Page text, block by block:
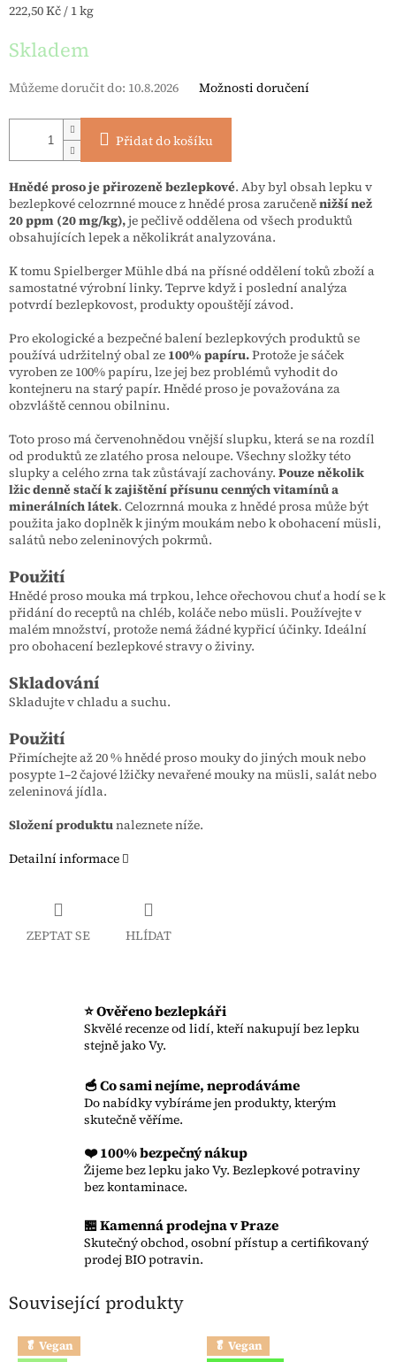
Měrná cena:
222,50 Kč / 1 kg
Skladem
Můžeme doručit do: 10.8.2026 Možnosti doručení
Přidat do košíku
Hnědé proso je přirozeně bezlepkové. Aby byl obsah lepku v
bezlepkové celozrnné mouce z hnědé prosa zaručeněnižší než
20 ppm (20 mg/kg),je pečlivě oddělena od všech produktů
obsahujících lepek a několikrát analyzována.
K tomu Spielberger Mühle dbá na přísné oddělení toků zboží a
samostatné výrobní linky. Teprve když i poslední analýza
potvrdí bezlepkovost, produkty opouštějí závod.
Pro ekologické a bezpečné balení bezlepkových produktů se
používá udržitelný obal ze 100% papíru.Protože je sáček
vyroben ze 100% papíru, lze jej bez problémů vyhodit do
kontejneru na starý papír. Hnědé proso je považována za
obzvláště cennou obilninu.
Toto proso má červenohnědou vnější slupku, která se na rozdíl
od produktů ze zlatého prosa neloupe. Všechny složky této
slupky a celého zrna tak zůstávají zachovány. Pouze několik
lžic denně stačí k zajištění přísunu cenných vitamínů a
minerálních látek. Celozrnná mouka z hnědé prosa může být
použita jako doplněk k jiným moukám nebo k obohacení müsli,
salátů nebo zeleninových pokrmů.
Použití
Hnědé proso mouka má trpkou, lehce ořechovou chuť a hodí se k
přidání do receptů na chléb, koláče nebo müsli. Používejte v
malém množství, protože nemá žádné kypřicí účinky. Ideální
pro obohacení bezlepkové stravy o živiny.
Skladování
Skladujte v chladu a suchu.
Použití
Přimíchejte až 20 % hnědé proso mouky do jiných mouk nebo
posypte 1–2 čajové lžičky nevařené mouky na müsli, salát nebo
zeleninová jídla.
Složení produktunaleznete níže.
Detailní informace
ZEPTAT SE HLÍDAT
⭐ Ověřeno bezlepkáři
Skvělé recenze od lidí, kteří nakupují bez lepku
stejně jako Vy.
🥣 Co sami nejíme, neprodáváme
Do nabídky vybíráme jen produkty, kterým
skutečně věříme.
❤️ 100% bezpečný nákup
Žijeme bez lepku jako Vy. Bezlepkové potraviny
bez kontaminace.
🏪 Kamenná prodejna v Praze
Skutečný obchod, osobní přístup a certifikovaný
prodej BIO potravin.
Související produkty
🥬 Vegan
🥬 Vegan